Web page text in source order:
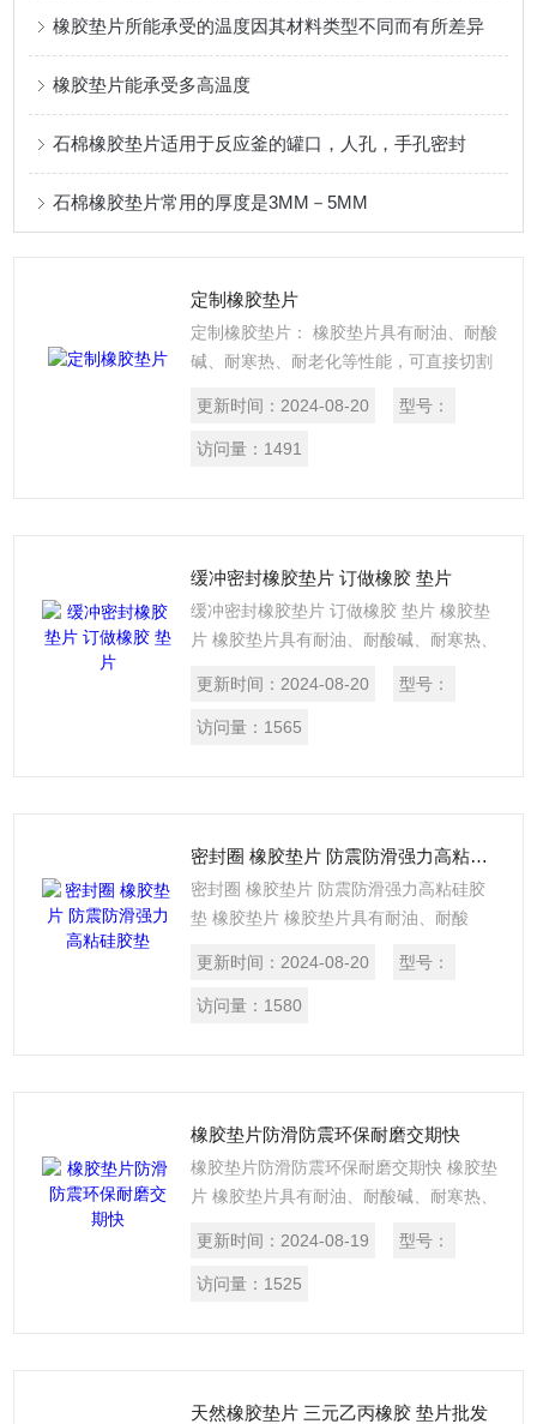
橡胶垫片所能承受的温度因其材料类型不同而有所差异
橡胶垫片能承受多高温度
石棉橡胶垫片适用于反应釜的罐口，人孔，手孔密封
石棉橡胶垫片常用的厚度是3MM－5MM
定制橡胶垫片
定制橡胶垫片： 橡胶垫片具有耐油、耐酸
碱、耐寒热、耐老化等性能，可直接切割
药、电子、化工、抗静电、阻燃、食品等
行业。
更新时间： 2024-08-20 型号：
访问量： 1491
缓冲密封橡胶垫片 订做橡胶 垫片
缓冲密封橡胶垫片 订做橡胶 垫片 橡胶垫
片 橡胶垫片具有耐油、耐酸碱、耐寒热、
密封垫片，广泛应用于医药、电子、化
工、抗静电、阻燃、食品等行业。
更新时间： 2024-08-20 型号：
访问量： 1565
密封圈 橡胶垫片 防震防滑强力高粘硅胶垫
密封圈 橡胶垫片 防震防滑强力高粘硅胶
垫 橡胶垫片 橡胶垫片具有耐油、耐酸
成各种形状的密封垫片，广泛应用于医
药、电子、化工、抗静电、阻燃、食品等
更新时间： 2024-08-20 型号：
访问量： 1580
橡胶垫片防滑防震环保耐磨交期快
橡胶垫片防滑防震环保耐磨交期快 橡胶垫
片 橡胶垫片具有耐油、耐酸碱、耐寒热、
密封垫片，广泛应用于医药、电子、化
工、抗静电、阻燃、食品等行业。
更新时间： 2024-08-19 型号：
访问量： 1525
天然橡胶垫片 三元乙丙橡胶 垫片批发